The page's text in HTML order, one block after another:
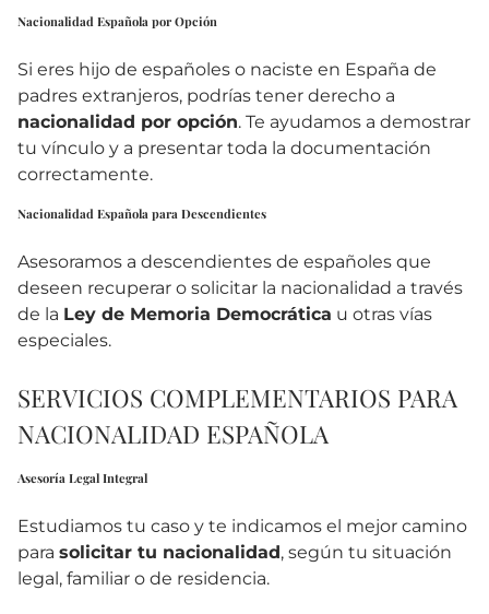
Nacionalidad Española por Opción
Si eres hijo de españoles o naciste en España de
padres extranjeros, podrías tener derecho a
nacionalidad por opción. Te ayudamos a demostrar
tu vínculo y a presentar toda la documentación
correctamente.
Nacionalidad Española para Descendientes
Asesoramos a descendientes de españoles que
deseen recuperar o solicitar la nacionalidad a través
de la Ley de Memoria Democrática u otras vías
especiales.
SERVICIOS COMPLEMENTARIOS PARA
NACIONALIDAD ESPAÑOLA
Asesoría Legal Integral
Estudiamos tu caso y te indicamos el mejor camino
para solicitar tu nacionalidad, según tu situación
legal, familiar o de residencia.